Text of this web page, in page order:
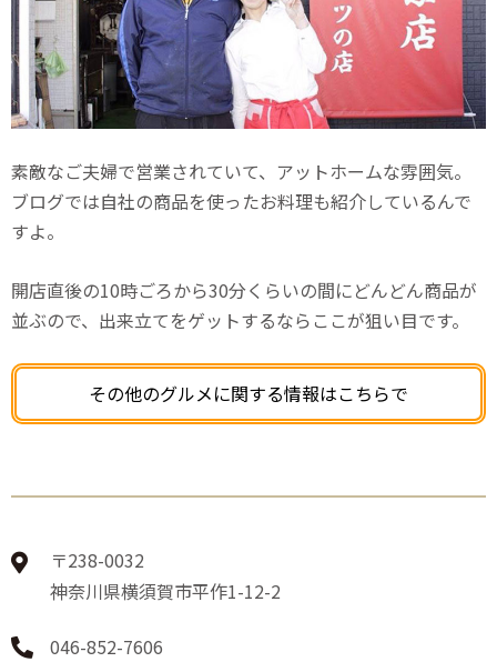
素敵なご夫婦で営業されていて、アットホームな雰囲気。
ブログでは自社の商品を使ったお料理も紹介しているんで
すよ。
開店直後の10時ごろから30分くらいの間にどんどん商品が
並ぶので、出来立てをゲットするならここが狙い目です。
その他のグルメに関する情報はこちらで
〒238-0032
神奈川県横須賀市平作1-12-2
046-852-7606